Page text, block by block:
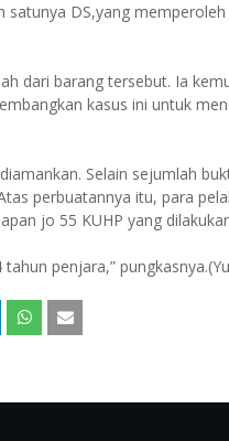
DS,yang
dari barang tersebut. Ia
kasus ini untuk
Selain sejumlah
perbuatannya itu, para
jo 55 KUHP yang
penjara,”